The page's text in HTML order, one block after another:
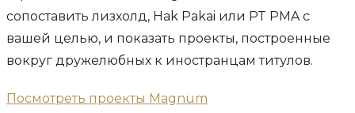
сопоставить лизхолд, Hak Pakai или PT PMA с
вашей целью, и показать проекты, построенные
вокруг дружелюбных к иностранцам титулов.
Посмотреть проекты Magnum